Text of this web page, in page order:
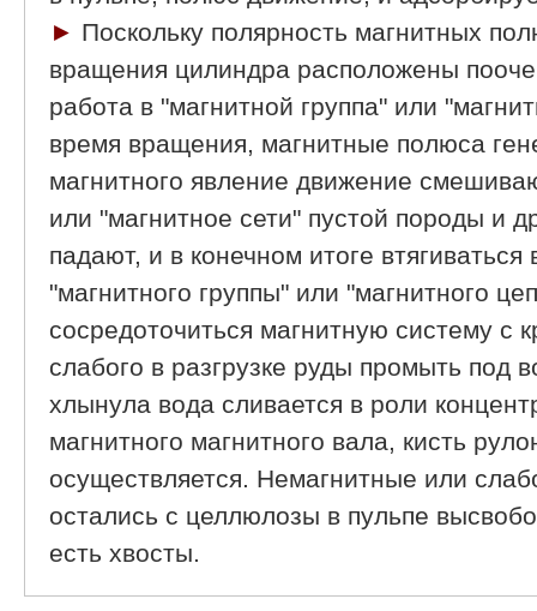
► Поскольку полярность магнитных
вращения цилиндра расположены
работа в "магнитной группа" или
время вращения, магнитные полюса
магнитного явление движение
или "магнитное сети" пустой породы и
падают, и в конечном итоге
"магнитного группы" или "магнитного
сосредоточиться магнитную систему с
слабого в разгрузке руды промыть под
хлынула вода сливается в роли
магнитного магнитного вала, кисть
осуществляется. Немагнитные или
остались с целлюлозы в пульпе
есть хвосты.